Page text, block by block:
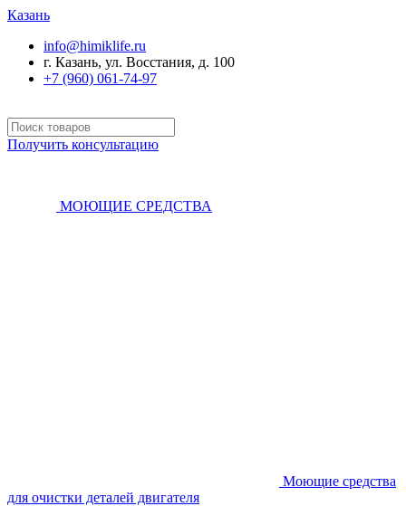
Казань
info@himiklife.ru
г. Казань, ул. Восстания, д. 100
+7 (960) 061-74-97
Получить консультацию
МОЮЩИЕ СРЕДСТВА
Моющие средства
для очистки деталей двигателя